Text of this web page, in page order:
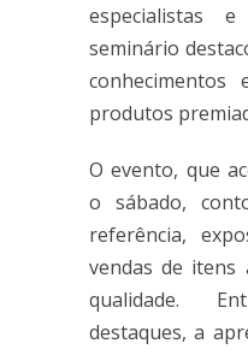
especialistas
seminário
conhecimentos
produtos
O evento, que
o sábado,
referência,
vendas de itens
qualidade.
destaques, a